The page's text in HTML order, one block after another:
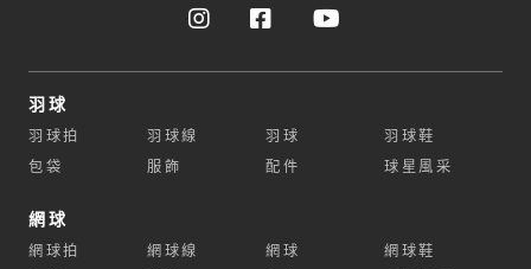
羽球
羽球拍 羽球線 羽球
羽球鞋
包袋
服飾 配件 球星風采
網球
網球拍 網球線 網球
網球鞋